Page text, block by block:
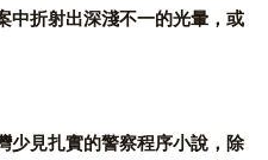
折射出深淺不一的光暈，或
少見扎實的警察程序小說，除